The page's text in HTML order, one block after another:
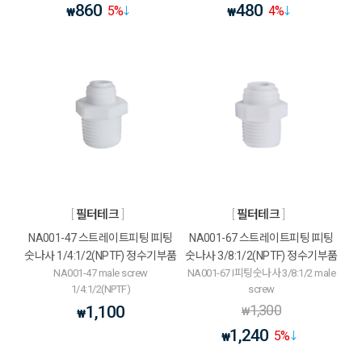
₩860 5% ₩480 4%
필터테크
NA001-47 스트레이트피팅 I피팅
숫나사 1/4:1/2(NPTF) 정수기부품
NA001-47 male screw
1/4:1/2(NPTF)
₩1,100
필터테크
NA001-67 스트레이트피팅 I피팅
숫나사 3/8:1/2(NPTF) 정수기부품
NA001-67 I피팅숫나사 3/8:1/2 male
screw
₩1,300
₩1,240 5%